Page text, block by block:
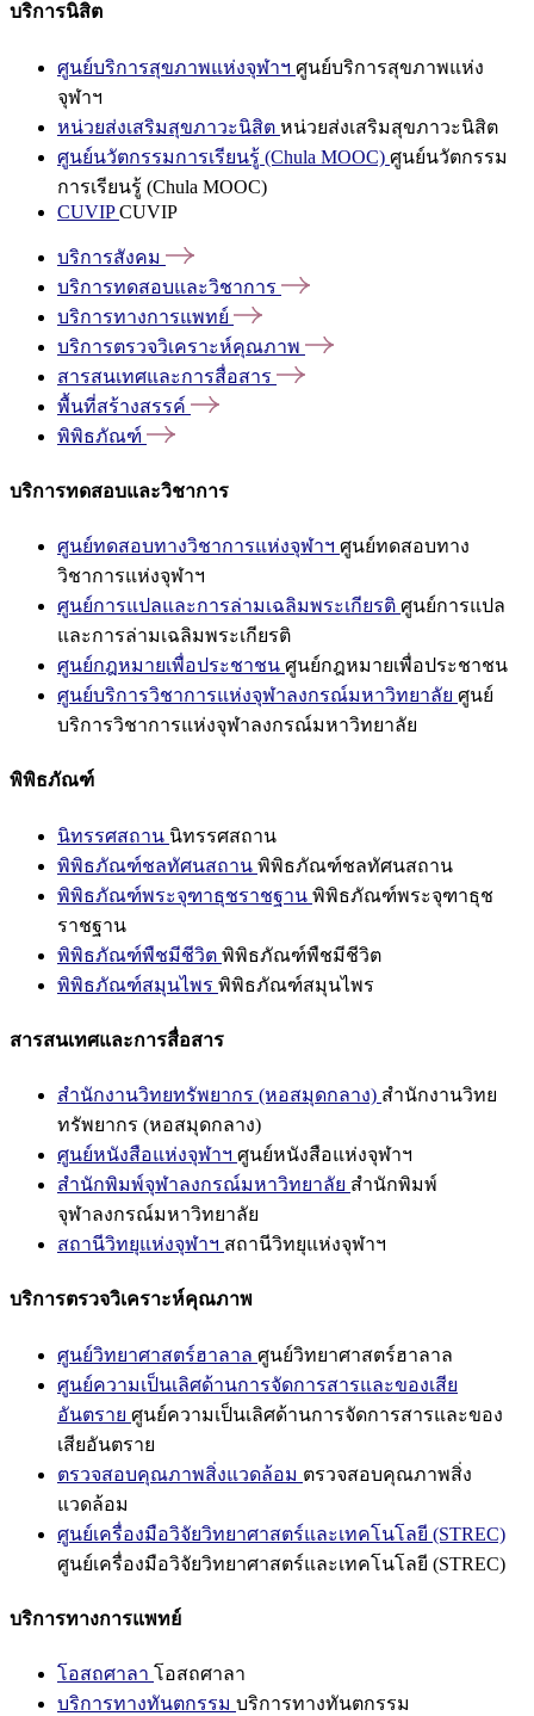
บริการนิสิต
ศูนย์บริการสุขภาพแห่งจุฬาฯ ศูนย์บริการสุขภาพแห่ง
จุฬาฯ
หน่วยส่งเสริมสุขภาวะนิสิต หน่วยส่งเสริมสุขภาวะนิสิต
ศูนย์นวัตกรรมการเรียนรู้ (Chula MOOC) ศูนย์นวัตกรรม
การเรียนรู้ (Chula MOOC)
CUVIPCUVIP
บริการสังคม
บริการทดสอบและวิชาการ
บริการทางการแพทย์
บริการตรวจวิเคราะห์คุณภาพ
สารสนเทศและการสื่อสาร
พื้นที่สร้างสรรค์
พิพิธภัณฑ์
บริการทดสอบและวิชาการ
ศูนย์ทดสอบทางวิชาการแห่งจุฬาฯ ศูนย์ทดสอบทาง
วิชาการแห่งจุฬาฯ
ศูนย์การแปลและการล่ามเฉลิมพระเกียรติ ศูนย์การแปล
และการล่ามเฉลิมพระเกียรติ
ศูนย์กฎหมายเพื่อประชาชน ศูนย์กฎหมายเพื่อประชาชน
ศูนย์บริการวิชาการแห่งจุฬาลงกรณ์มหาวิทยาลัย ศูนย์
บริการวิชาการแห่งจุฬาลงกรณ์มหาวิทยาลัย
พิพิธภัณฑ์
นิทรรศสถาน นิทรรศสถาน
พิพิธภัณฑ์ชลทัศนสถาน พิพิธภัณฑ์ชลทัศนสถาน
พิพิธภัณฑ์พระจุฑาธุชราชฐาน พิพิธภัณฑ์พระจุฑาธุช
ราชฐาน
พิพิธภัณฑ์พืชมีชีวิต พิพิธภัณฑ์พืชมีชีวิต
พิพิธภัณฑ์สมุนไพร พิพิธภัณฑ์สมุนไพร
สารสนเทศและการสื่อสาร
สำนักงานวิทยทรัพยากร (หอสมุดกลาง) สำนักงานวิทย
ทรัพยากร (หอสมุดกลาง)
ศูนย์หนังสือแห่งจุฬาฯ ศูนย์หนังสือแห่งจุฬาฯ
สำนักพิมพ์จุฬาลงกรณ์มหาวิทยาลัย สำนักพิมพ์
จุฬาลงกรณ์มหาวิทยาลัย
สถานีวิทยุแห่งจุฬาฯ สถานีวิทยุแห่งจุฬาฯ
บริการตรวจวิเคราะห์คุณภาพ
ศูนย์วิทยาศาสตร์ฮาลาล ศูนย์วิทยาศาสตร์ฮาลาล
ศูนย์ความเป็นเลิศด้านการจัดการสารและของเสีย
อันตราย ศูนย์ความเป็นเลิศด้านการจัดการสารและของ
เสียอันตราย
ตรวจสอบคุณภาพสิ่งแวดล้อม ตรวจสอบคุณภาพสิ่ง
แวดล้อม
ศูนย์เครื่องมือวิจัยวิทยาศาสตร์และเทคโนโลยี (STREC)
ศูนย์เครื่องมือวิจัยวิทยาศาสตร์และเทคโนโลยี (STREC)
บริการทางการแพทย์
โอสถศาลา โอสถศาลา
บริการทางทันตกรรม บริการทางทันตกรรม